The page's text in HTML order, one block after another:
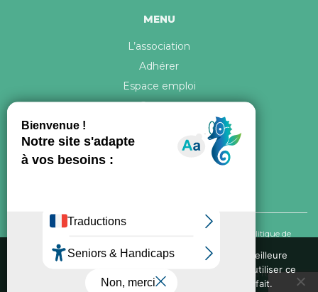
MENU
L’association
Adhérer
Espace emploi
Contact
Politique de
confidentialité
Conception graphique, iconographie et développement de ce site réalisés par
Nous utilisons des cookies pour vous garantir la meilleure
expérience sur notre site web. Si vous continuez à utiliser ce
site, nous supposerons que vous en êtes satisfait.